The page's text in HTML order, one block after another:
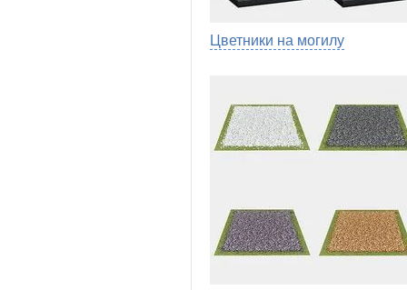
Цветники на могилу